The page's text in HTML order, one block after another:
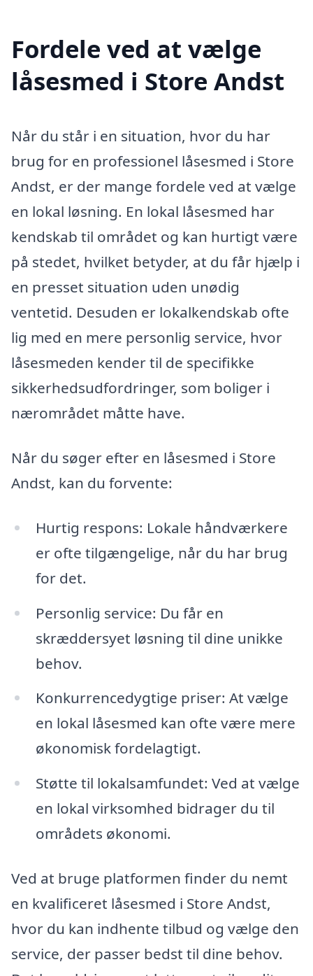
Fordele ved at vælge
låsesmed i Store Andst
Når du står i en situation, hvor du har
brug for en professionel låsesmed i Store
Andst, er der mange fordele ved at vælge
en lokal løsning. En lokal låsesmed har
kendskab til området og kan hurtigt være
på stedet, hvilket betyder, at du får hjælp i
en presset situation uden unødig
ventetid. Desuden er lokalkendskab ofte
lig med en mere personlig service, hvor
låsesmeden kender til de specifikke
sikkerhedsudfordringer, som boliger i
nærområdet måtte have.
Når du søger efter en låsesmed i Store
Andst, kan du forvente:
Hurtig respons: Lokale håndværkere
er ofte tilgængelige, når du har brug
for det.
Personlig service: Du får en
skræddersyet løsning til dine unikke
behov.
Konkurrencedygtige priser: At vælge
en lokal låsesmed kan ofte være mere
økonomisk fordelagtigt.
Støtte til lokalsamfundet: Ved at vælge
en lokal virksomhed bidrager du til
områdets økonomi.
Ved at bruge platformen finder du nemt
en kvalificeret låsesmed i Store Andst,
hvor du kan indhente tilbud og vælge den
service, der passer bedst til dine behov.